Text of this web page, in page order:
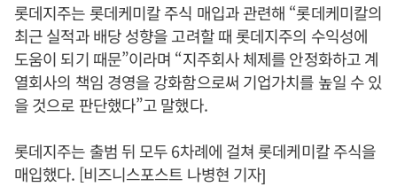
롯데지주는 롯데케미칼 주식 매입과 관련해 “롯데케미칼의
최근 실적과 배당 성향을 고려할 때 롯데지주의 수익성에
도움이 되기 때문”이라며 “지주회사 체제를 안정화하고 계
열회사의 책임 경영을 강화함으로써 기업가치를 높일 수 있
을 것으로 판단했다”고 말했다.
롯데지주는 출범 뒤 모두 6차례에 걸쳐 롯데케미칼 주식을
매입했다. [비즈니스포스트 나병현 기자]